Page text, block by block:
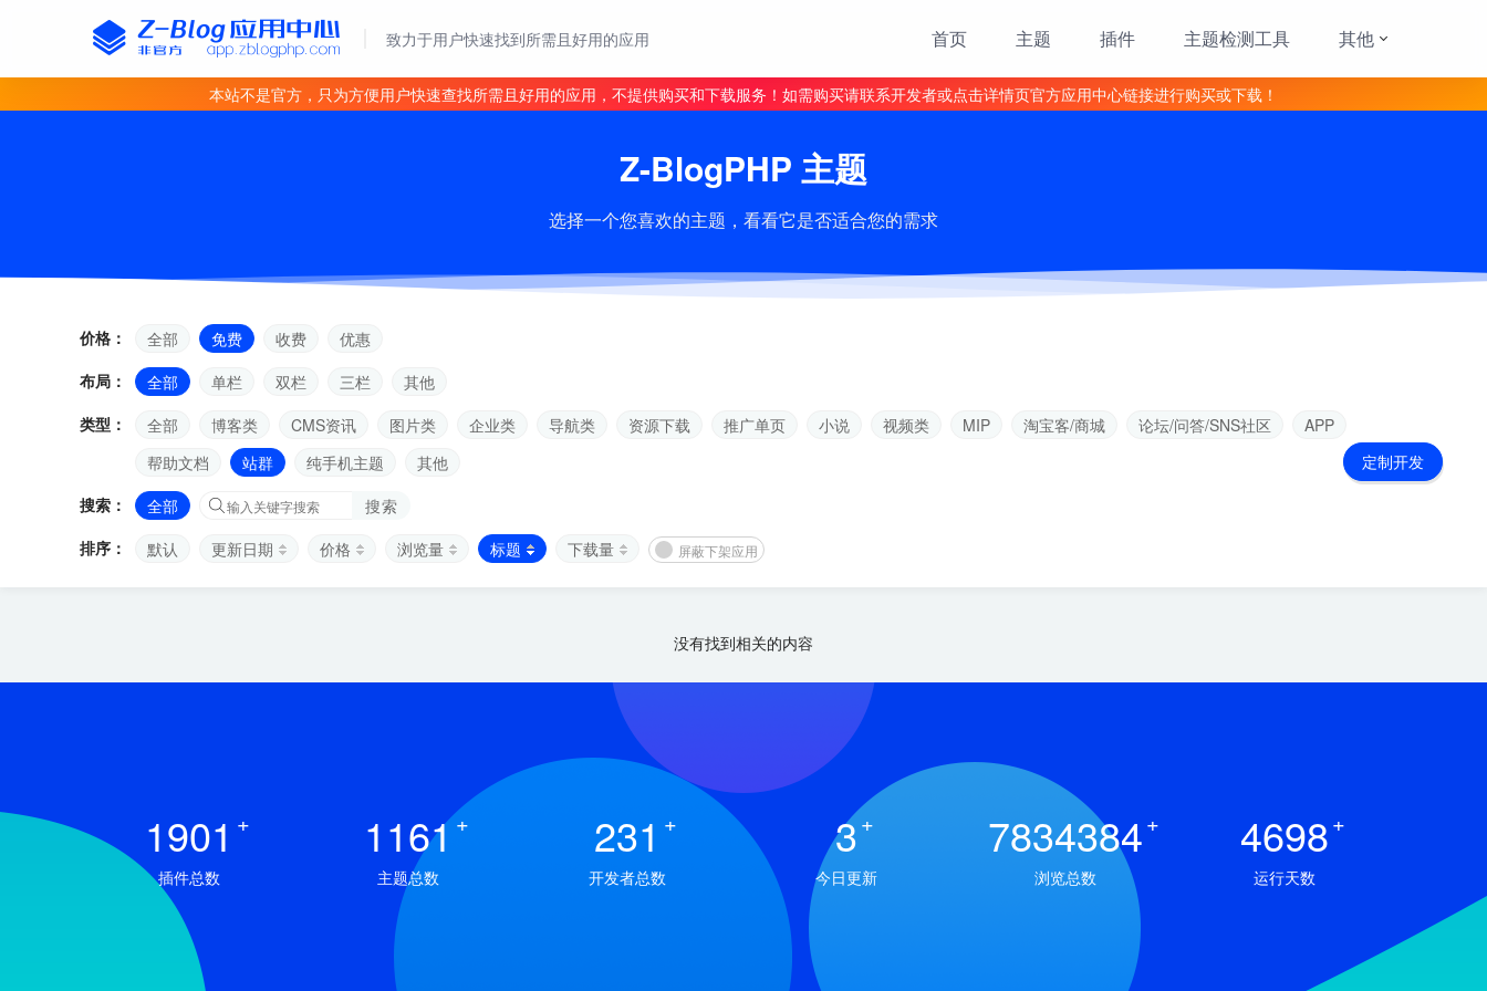
致力于用户快速找到所需且好用的应用 首页 主题 插件 主题检测工具 其他
本站不是官方，只为方便用户快速查找所需且好用的应用，不提供购买和下载服务！如需购买请联系开发者或点击详情页官方应用中心链接进行购买或下载！
Z-BlogPHP 主题
选择一个您喜欢的主题，看看它是否适合您的需求
价格： 全部 免费 收费
优惠
布局：
全部 单栏 双栏 三栏
其他
类型：
全部 博客类 CMS资讯 图片类 企业类 导航类 资源下载 推广单页 小说 视频类 MIP 淘宝客/商城 论坛/问答/SNS社区
APP
帮助文档
站群 纯手机主题
其他
搜索：
全部
搜索
排序：
默认 更新日期 价格 浏览量 标题 下载量 屏蔽下架应用
没有找到相关的内容
1901 +
插件总数
1161+
主题总数
231 +
开发者总数
3+
今日更新
7834384+
浏览总数
4698+
运行天数
定制开发